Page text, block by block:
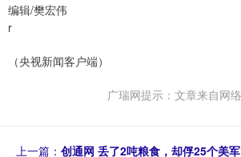
编辑/樊宏伟
r
（央视新闻客户端）
广瑞网提示：文章来自网
上一篇： 创通网 丢了2吨粮食，却俘25个美